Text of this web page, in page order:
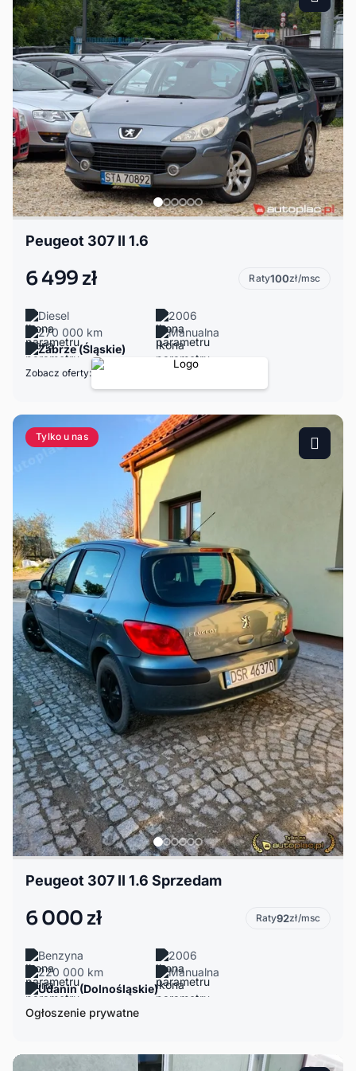
Peugeot 307 II 1.6
6 499 zł Raty100zł/msc
Diesel
2006
270 000 km
Manualna
Zabrze (Śląskie)
Zobacz oferty:
Tylko u nas
Peugeot 307 II 1.6 Sprzedam
6 000 zł Raty92zł/msc
Benzyna
2006
220 000 km
Manualna
Udanin (Dolnośląskie)
Ogłoszenie prywatne